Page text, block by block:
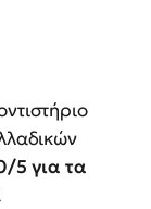
5 για τα